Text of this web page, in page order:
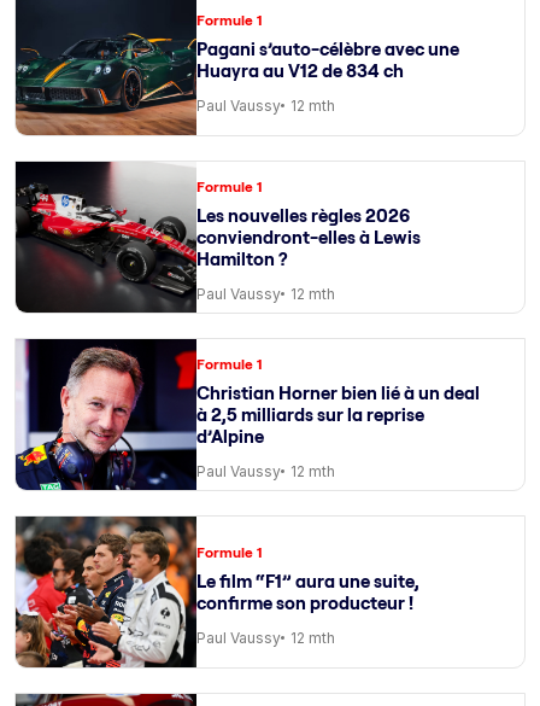
Formule 1
Pagani s’auto-célèbre avec une
Huayra au V12 de 834 ch
Paul Vaussy 12 mth
Formule 1
Les nouvelles règles 2026
conviendront-elles à Lewis
Hamilton ?
Paul Vaussy 12 mth
Formule 1
Christian Horner bien lié à un deal
à 2,5 milliards sur la reprise
d’Alpine
Paul Vaussy 12 mth
Formule 1
Le film “F1” aura une suite,
confirme son producteur !
Paul Vaussy 12 mth